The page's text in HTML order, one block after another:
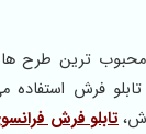
محبوب ترین
فرش استفاده
تابلو فرش